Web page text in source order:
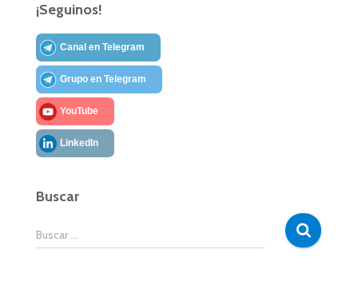
¡Seguinos!
Canal en Telegram
Grupo en Telegram
YouTube
LinkedIn
Buscar
B
u
Buscar …